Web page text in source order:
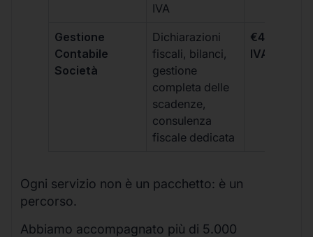
IVA
Gestione
Contabile
Società
Dichiarazioni
fiscali, bilanci,
gestione
completa delle
scadenze,
consulenza
fiscale dedicata
€499 +
IVA/
Ogni servizio non è un pacchetto: è un
percorso.
Abbiamo accompagnato più di 5.000